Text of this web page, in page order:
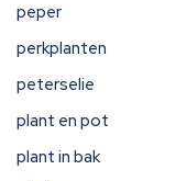
peper
perkplanten
peterselie
plant en pot
plant in bak